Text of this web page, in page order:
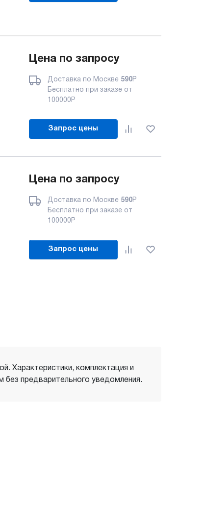
Цена по запросу
Доставка по Москве 590Р
Бесплатно при заказе от
100000 Р
Запрос цены
Цена по запросу
Доставка по Москве 590Р
Бесплатно при заказе от
100000 Р
Запрос цены
Характеристики, комплектация и
предварительного уведомления.